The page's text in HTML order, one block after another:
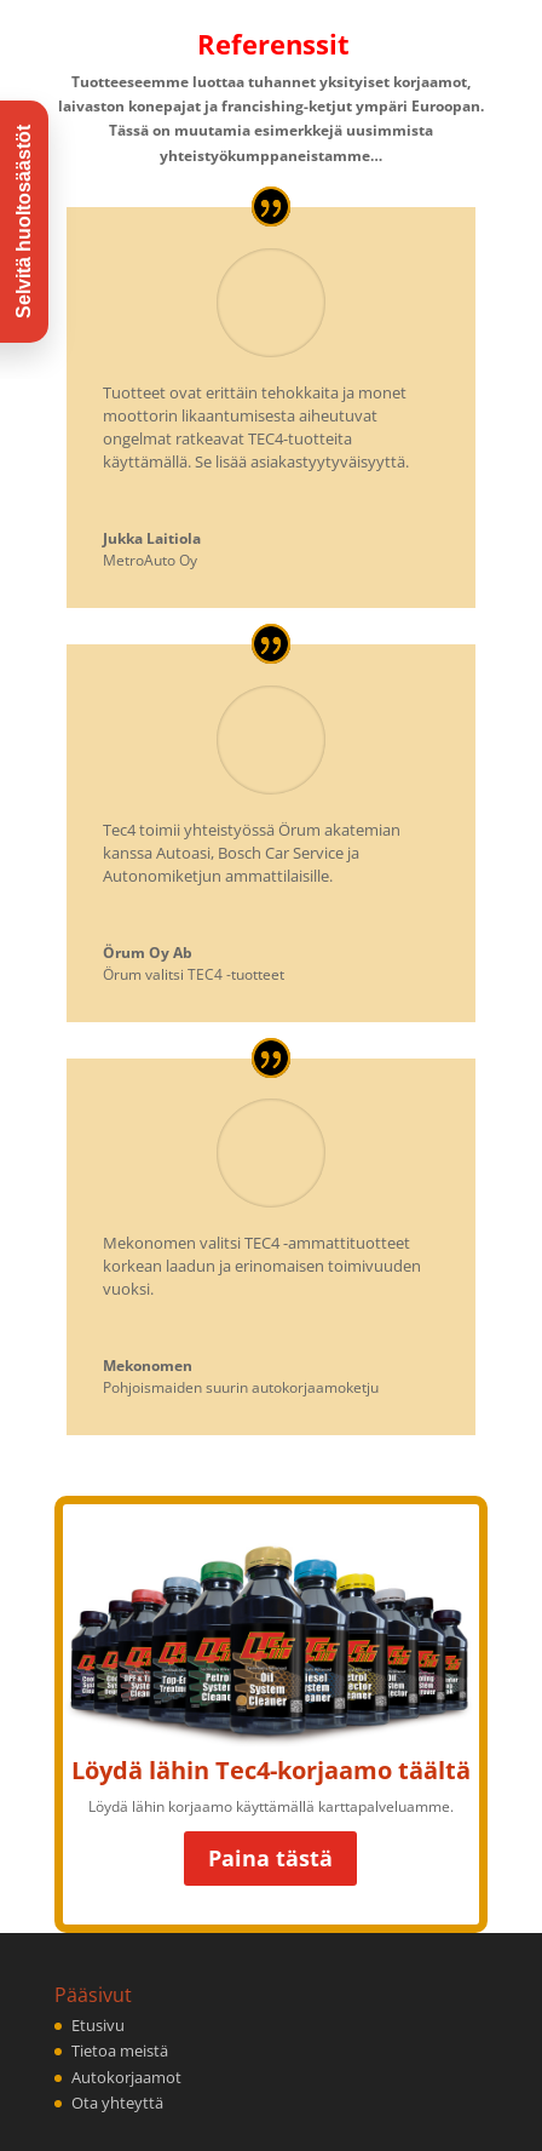
Referenssit
Tuotteeseemme luottaa tuhannet yksityiset korjaamot,
laivaston konepajat ja francishing-ketjut ympäri Euroopan.
Tässä on muutamia esimerkkejä uusimmista
yhteistyökumppaneistamme…
Tuotteet ovat erittäin tehokkaita ja monet
moottorin likaantumisesta aiheutuvat
ongelmat ratkeavat TEC4-tuotteita
käyttämällä. Se lisää asiakastyytyväisyyttä.
Jukka Laitiola
MetroAuto Oy
Tec4 toimii yhteistyössä Örum akatemian
kanssa Autoasi, Bosch Car Service ja
Autonomiketjun ammattilaisille.
Örum Oy Ab
Örum valitsi TEC4 -tuotteet
Mekonomen valitsi TEC4 -ammattituotteet
korkean laadun ja erinomaisen toimivuuden
vuoksi.
Mekonomen
Pohjoismaiden suurin autokorjaamoketju
Löydä lähin Tec4-korjaamo täältä
Löydä lähin korjaamo käyttämällä karttapalveluamme.
Paina tästä
Pääsivut
Etusivu
Tietoa meistä
Autokorjaamot
Ota yhteyttä